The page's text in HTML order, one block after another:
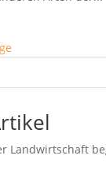
Landwirtschaft